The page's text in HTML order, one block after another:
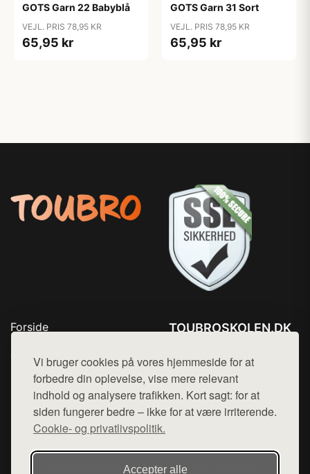
Vi bruger cookies på vores hjemmeside for at
forbedre din oplevelse, vise mere relevant
indhold og analysere trafikken. Kort sagt: for at
siden fungerer bedre – ikke for at være irriterende.
Cookie- og privatlivspolitik.
Accepter alle
GOTS Garn 22 Babyblå
VEJL. PRIS 78,95 KR
65,95 kr
GOTS Garn 31 Sort
VEJL. PRIS 78,95 KR
65,95 kr
Forside
Top Rabatter
Blog
Kontakt
TOUBROSKOLEN.DK
Mail: hej@want.dk
Cookie- og privatlivspolitik
Denne side er en del af want.dk, der udgiver en række